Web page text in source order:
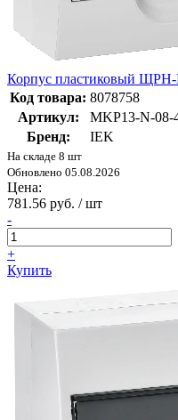
Корпус пластиковый ЩРН-
Код товара: 8078758
Артикул:
MKP13-N-08-
Бренд:
IEK
На складе 8 шт
Обновлено 05.08.2026
Цена:
781.56 руб. / шт
-
+
Купить